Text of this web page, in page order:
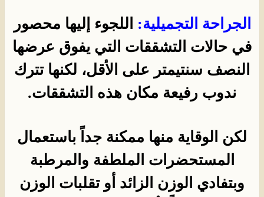
الجراحة التجميلية: اللجوء إليها محصور
في حالات التشققات التي يفوق عرضها
النصف سنتيمتر على الأقل، لكنها تترك
ندوب رفيعة مكان هذه التشققات.
لكن الوقاية منها ممكنة جداً باستعمال
المستحضرات الملطفة والمرطبة
وبتفادي الوزن الزائد أو تقلبات الوزن